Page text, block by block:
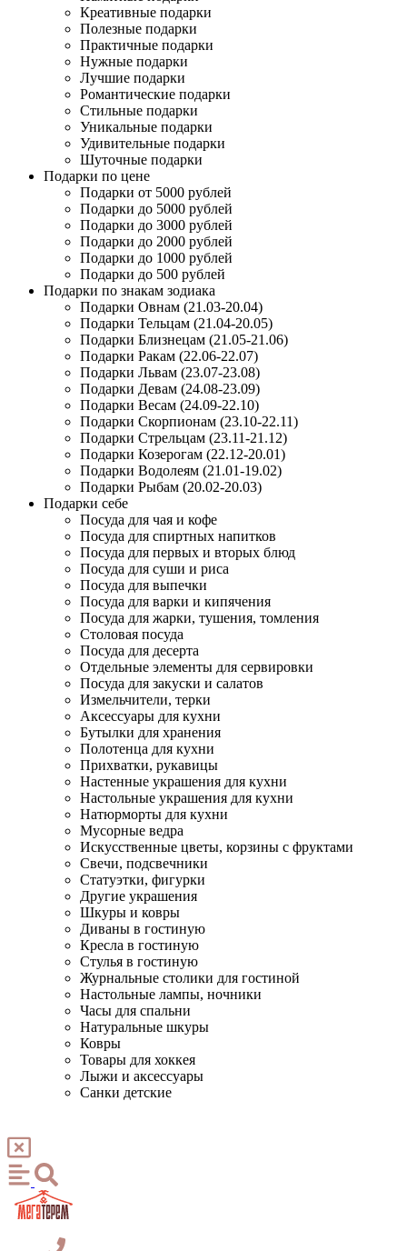
Креативные подарки
Полезные подарки
Практичные подарки
Нужные подарки
Лучшие подарки
Романтические подарки
Стильные подарки
Уникальные подарки
Удивительные подарки
Шуточные подарки
Подарки по цене
Подарки от 5000 рублей
Подарки до 5000 рублей
Подарки до 3000 рублей
Подарки до 2000 рублей
Подарки до 1000 рублей
Подарки до 500 рублей
Подарки по знакам зодиака
Подарки Овнам (21.03-20.04)
Подарки Тельцам (21.04-20.05)
Подарки Близнецам (21.05-21.06)
Подарки Ракам (22.06-22.07)
Подарки Львам (23.07-23.08)
Подарки Девам (24.08-23.09)
Подарки Весам (24.09-22.10)
Подарки Скорпионам (23.10-22.11)
Подарки Стрельцам (23.11-21.12)
Подарки Козерогам (22.12-20.01)
Подарки Водолеям (21.01-19.02)
Подарки Рыбам (20.02-20.03)
Подарки себе
Посуда для чая и кофе
Посуда для спиртных напитков
Посуда для первых и вторых блюд
Посуда для суши и риса
Посуда для выпечки
Посуда для варки и кипячения
Посуда для жарки, тушения, томления
Столовая посуда
Посуда для десерта
Отдельные элементы для сервировки
Посуда для закуски и салатов
Измельчители, терки
Аксессуары для кухни
Бутылки для хранения
Полотенца для кухни
Прихватки, рукавицы
Настенные украшения для кухни
Настольные украшения для кухни
Натюрморты для кухни
Мусорные ведра
Искусственные цветы, корзины с фруктами
Свечи, подсвечники
Статуэтки, фигурки
Другие украшения
Шкуры и ковры
Диваны в гостиную
Кресла в гостиную
Стулья в гостиную
Журнальные столики для гостиной
Настольные лампы, ночники
Часы для спальни
Натуральные шкуры
Ковры
Товары для хоккея
Лыжи и аксессуары
Санки детские